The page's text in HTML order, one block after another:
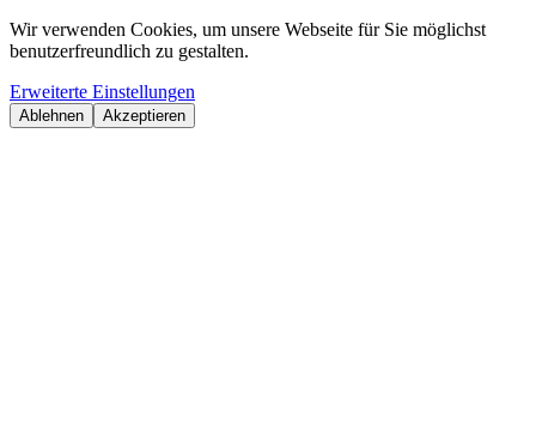
Wir verwenden Cookies, um unsere Webseite für Sie möglichst
benutzerfreundlich zu gestalten.
Erweiterte Einstellungen
Ablehnen Akzeptieren